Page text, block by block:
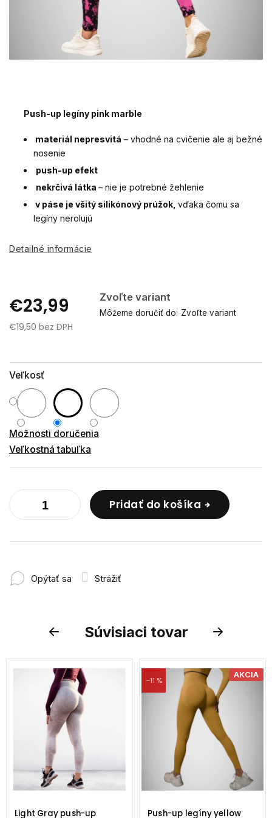
€23,99 Zvoľte variant
Môžeme doručiť do: Zvoľte variant
€19,50 bez DPH
Veľkosť
Možnosti doručenia
Veľkostná tabuľka
Pridať do košíka
Push-up legíny pink marble
materiál nepresvitá – vhodné na cvičenie ale aj bežné
nosenie
push-up efekt
nekrčivá látka – nie je potrebné žehlenie
v páse je všitý silikónový prúžok, vďaka čomu sa
legíny nerolujú
Detailné informácie
Opýtať sa Strážiť
Súvisiaci tovar
Previous
Light Gray push-up
AKCIA
–11 %
Push-up legíny yellow
Next